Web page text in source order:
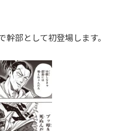
部として初登場します。